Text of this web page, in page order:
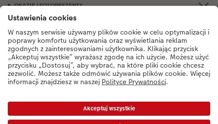
OKAZJE I FOTOPREZENTY
Jeśli masz jakiekolwiek pytania dotyczące produktów lub zamówień, nie